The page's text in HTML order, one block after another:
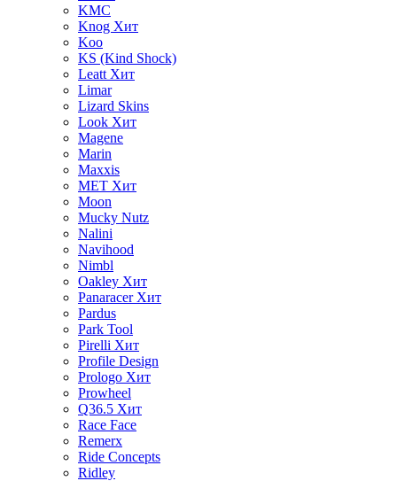
KMC
Knog Хит
Koo
KS (Kind Shock)
Leatt Хит
Limar
Lizard Skins
Look Хит
Magene
Marin
Maxxis
MET Хит
Moon
Mucky Nutz
Nalini
Navihood
Nimbl
Oakley Хит
Panaracer Хит
Pardus
Park Tool
Pirelli Хит
Profile Design
Prologo Хит
Prowheel
Q36.5 Хит
Race Face
Remerx
Ride Concepts
Ridley